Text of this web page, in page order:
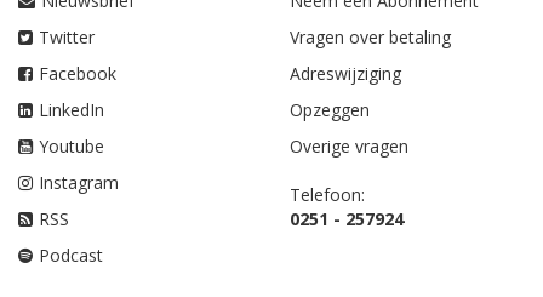
Twitter
Facebook
LinkedIn
Youtube
Instagram
RSS
Podcast
Vragen over betaling
Adreswijziging
Opzeggen
Overige vragen
Telefoon:
0251 - 257924